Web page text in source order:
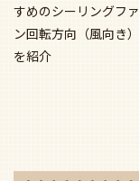
すめのシーリングファ
ン回転方向（風向き）
を紹介